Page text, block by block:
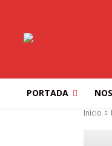
PORTADA
Inicio